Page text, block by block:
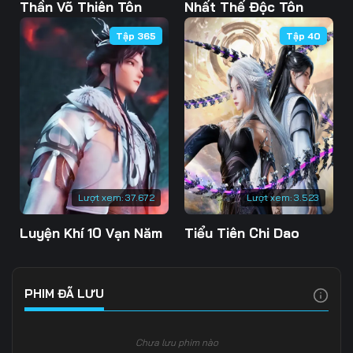
Tập 108 Tập 109 Tập 110
Tập 111 Tập 112 Tập 113
Tập 114 Tập 115 Tập 116
Tập 117 Tập 118 Tập 119
Tập 120 Tập 121 Tập 122
Tập 123 Tập 124 Tập 125
Tập 126 Tập 127 Tập 128
Thần Võ Thiên Tôn Nhất Thế Độc Tôn
Lượt xem: 37.672
Tập 365
Luyện Khí 10 Vạn Năm
Lượt xem: 3.523
Tập 40
Tiểu Tiên Chi Dao
PHIM ĐÃ LƯU
Chưa lưu phim nào